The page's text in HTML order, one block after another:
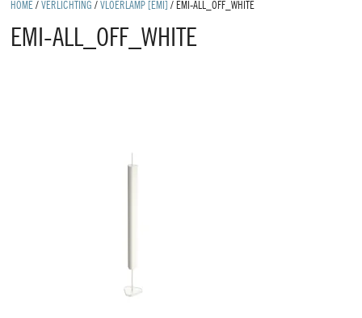
HOME /VERLICHTING /VLOERLAMP [EMI] / EMI-ALL_OFF_WHITE
EMI-ALL_OFF_WHITE